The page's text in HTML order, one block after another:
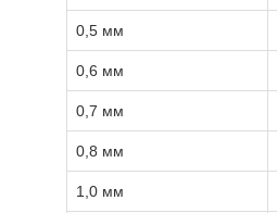
0,5 мм
0,6 мм
0,7 мм
0,8 мм
1,0 мм